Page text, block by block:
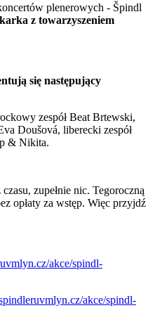
plenerowych - Špindl
z towarzyszeniem
się następujący
zespół Beat Brtewski,
Doušová, liberecki zespół
& Nikita.
zupełnie nic. Tegoroczną
opłaty za wstęp. Więc przyjdź
akce/spindl-
akce/spindl-